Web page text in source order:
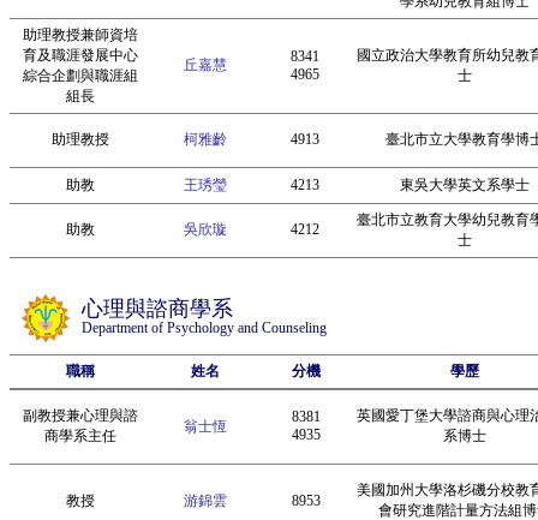
助理教授兼師資培
育及職涯發展中心
綜合企劃與職涯組
組長
丘嘉慧
8341
4965
國立政治大學教育所幼兒教
士
助理教授 柯雅齡 4913 臺北市立大學教育學博
助教 王琇瑩 4213 東吳大學英文系學士
助教 吳欣璇 4212
臺北市立教育大學幼兒教育
士
心理與諮商學系
Department of Psychology and Counseling
職稱 姓名 分機 學歷
副教授兼心理與諮
商學系主任
翁士恆
8381
4935
英國愛丁堡大學諮商與心理
系博士
教授 游錦雲 8953
美國加州大學洛杉磯分校教
會研究進階計量方法組